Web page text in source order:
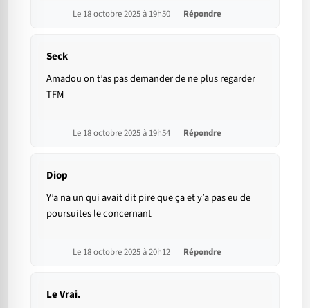
Le 18 octobre 2025 à 19h50 Répondre
Seck
Amadou on t’as pas demander de ne plus regarder
TFM
Le 18 octobre 2025 à 19h54 Répondre
Diop
Y’a na un qui avait dit pire que ça et y’a pas eu de
poursuites le concernant
Le 18 octobre 2025 à 20h12 Répondre
Le Vrai.